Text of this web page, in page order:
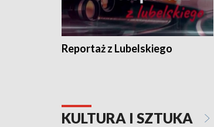
Reportaż z Lubelskiego
KULTURA I SZTUKA